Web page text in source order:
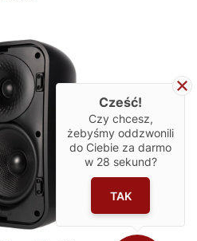
Cześć!
Czy chcesz,
żebyśmy oddzwonili
do Ciebie za darmo
w 28 sekund?
TAK